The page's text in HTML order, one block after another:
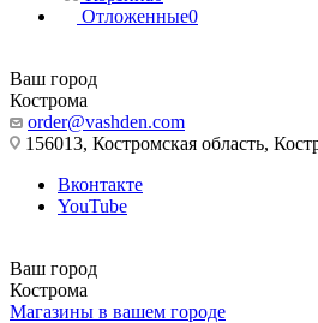
Отложенные0
Ваш город
Кострома
order@vashden.com
156013, Костромская область,
Вконтакте
YouTube
Ваш город
Кострома
Магазины в вашем городе